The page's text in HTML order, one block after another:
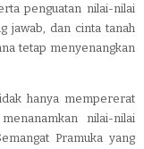
penguatan nilai-nilai
jawab, dan cinta tanah
tetap menyenangkan
hanya mempererat
nilai-nilai
Pramuka yang